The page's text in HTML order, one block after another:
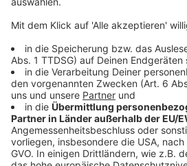
Vor allem aber mit dem Argument
will NRW den Deutschen
(DOSB) überzeugen. "Unser
weil rund 95 Prozent der
bei uns bereits bestehen oder
oder errichtet werden müssten",
Leichtathletikstatdion und das